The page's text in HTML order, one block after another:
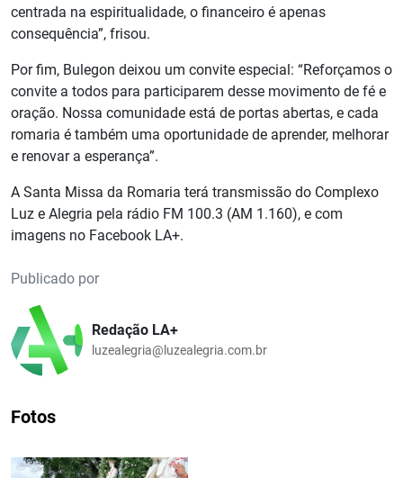
centrada na espiritualidade, o financeiro é apenas
consequência”, frisou.
Por fim, Bulegon deixou um convite especial: “Reforçamos o
convite a todos para participarem desse movimento de fé e
oração. Nossa comunidade está de portas abertas, e cada
romaria é também uma oportunidade de aprender, melhorar
e renovar a esperança”.
A Santa Missa da Romaria terá transmissão do Complexo
Luz e Alegria pela rádio FM 100.3 (AM 1.160), e com
imagens no Facebook LA+.
Publicado por
Redação LA+
luzealegria@luzealegria.com.br
Fotos